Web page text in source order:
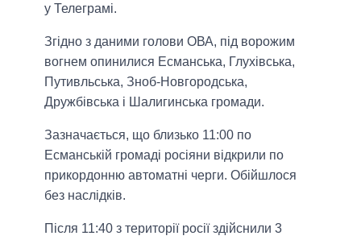
у Телеграмі.
Згідно з даними голови ОВА, під ворожим
вогнем опинилися Есманська, Глухівська,
Путивльська, Зноб-Новгородська,
Дружбівська і Шалигинська громади.
Зазначається, що близько 11:00 по
Есманській громаді росіяни відкрили по
прикордонню автоматні черги. Обійшлося
без наслідків.
Після 11:40 з території росії здійснили 3